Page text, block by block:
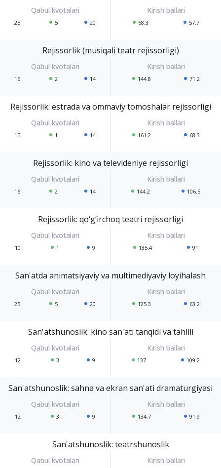
25 5 20 68.3 57.7
Rejissorlik (musiqali teatr rejissorligi)
16 2 14 144.8 71.2
Rejissorlik: estrada va ommaviy tomoshalar rejissorligi
15 1 14 161.2 68.3
Rejissorlik: kino va televideniye rejissorligi
16 2 14 144.2 106.5
Rejissorlik: qo‘g‘irchoq teatri rejissorligi
10 1 9 135.4 91
San'atda animatsiyaviy va multimediyaviy loyihalash
25 5 20 125.3 63.2
San'atshunoslik: kino san'ati tanqidi va tahlili
12 3 9 137 109.2
San'atshunoslik: sahna va ekran san'ati dramaturgiyasi
12 3 9 134.7 91.9
San'atshunoslik: teatrshunoslik